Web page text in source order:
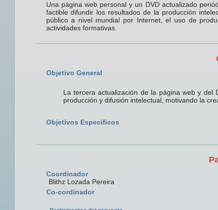
Una página web personal y un DVD actualizado
factible difundir los resultados de la producción
público a nivel mundial por Internet, el uso de
actividades formativas.
Objetivo General
La tercera actualización de la página web y del
producción y difusión intelectual, motivando la
Objetivos Especificos
Coordinador
Blithz Lozada Pereira
Co-cordinador